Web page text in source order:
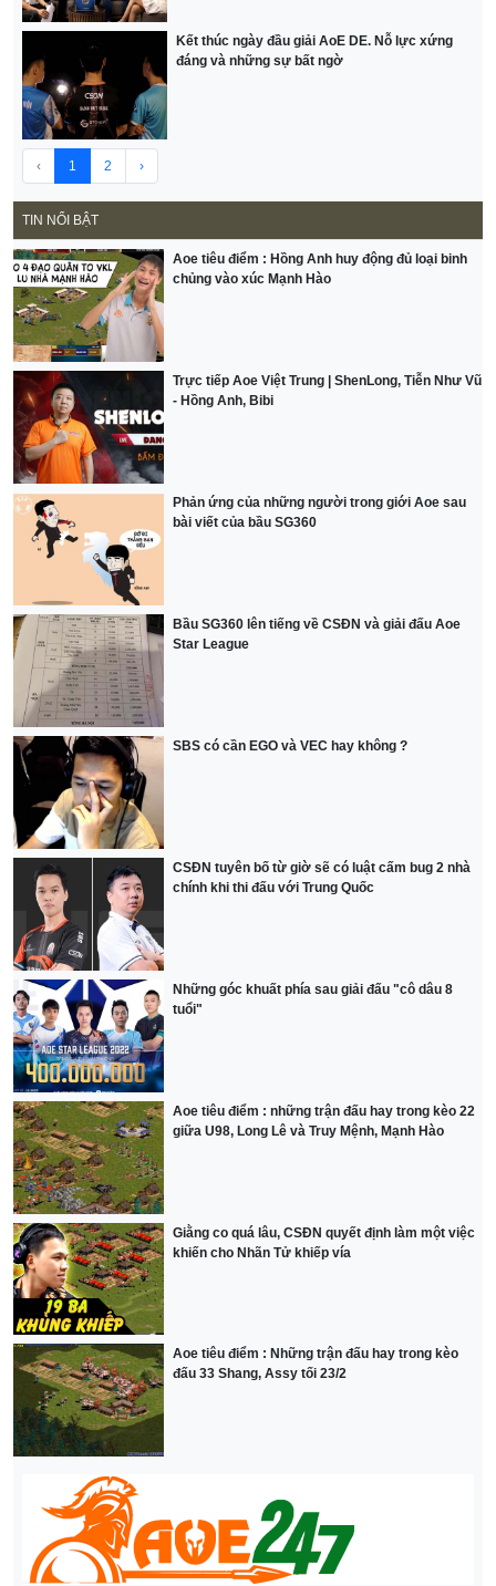
Kết thúc ngày đầu giải AoE DE. Nỗ lực xứng
đáng và những sự bất ngờ
‹ 1 2 ›
TIN NỔI BẬT
Aoe tiêu điểm : Hồng Anh huy động đủ loại binh
chủng vào xúc Mạnh Hào
Trực tiếp Aoe Việt Trung | ShenLong, Tiễn Như Vũ
- Hồng Anh, Bibi
Phản ứng của những người trong giới Aoe sau
bài viết của bầu SG360
Bầu SG360 lên tiếng về CSĐN và giải đấu Aoe
Star League
SBS có cần EGO và VEC hay không ?
CSĐN tuyên bố từ giờ sẽ có luật cấm bug 2 nhà
chính khi thi đấu với Trung Quốc
Những góc khuất phía sau giải đấu "cô dâu 8
tuổi"
Aoe tiêu điểm : những trận đấu hay trong kèo 22
giữa U98, Long Lê và Truy Mệnh, Mạnh Hào
Giằng co quá lâu, CSĐN quyết định làm một việc
khiến cho Nhãn Tử khiếp vía
Aoe tiêu điểm : Những trận đấu hay trong kèo
đấu 33 Shang, Assy tối 23/2